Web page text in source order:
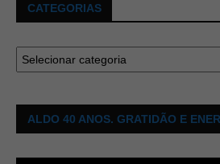
CATEGORIAS
ALDO 40 ANOS. GRATIDÃO E